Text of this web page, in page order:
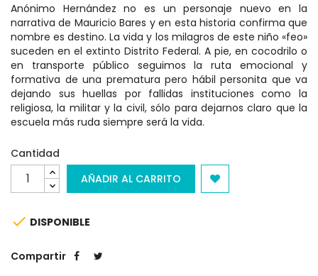
Anónimo Hernández no es un personaje nuevo en la
narrativa de Mauricio Bares y en esta historia confirma que
nombre es destino. La vida y los milagros de este niño «feo»
suceden en el extinto Distrito Federal. A pie, en cocodrilo o
en transporte público seguimos la ruta emocional y
formativa de una prematura pero hábil personita que va
dejando sus huellas por fallidas instituciones como la
religiosa, la militar y la civil, sólo para dejarnos claro que la
escuela más ruda siempre será la vida.
Cantidad
AÑADIR AL CARRITO
 DISPONIBLE
Compartir